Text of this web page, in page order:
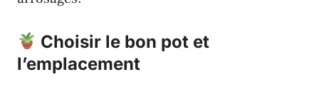
Choisir le bon pot et
l’emplacement